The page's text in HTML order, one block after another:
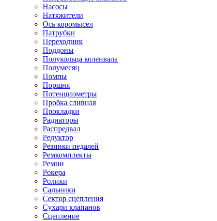
Насосы
Натяжители
Ось коромысел
Патрубки
Переходник
Поддоны
Полукольца коленвала
Полумесяц
Помпы
Поршня
Потенциометры
Пробка сливная
Прокладки
Радиаторы
Распредвал
Редуктор
Резинки педалей
Ремкомплекты
Ремни
Рокера
Ролики
Сальники
Сектор сцепления
Сухари клапанов
Сцепление